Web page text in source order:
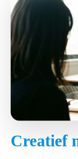
Creatief